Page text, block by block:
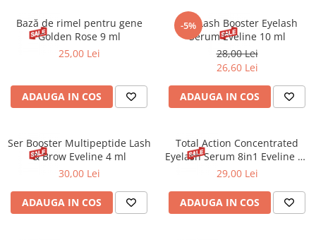
Creion dermatograf pleoape
Tus de ochi
Mascara (rimel)
Adeziv gene false
Scrub
Lip gloss/luciu buze
Ruj solid/lichid
Creion contur
Plasturi/Patch-uri
Sapun facial
Parfum/Apa de toaleta
dama/barbati
Produse pentru picioare
Produse Pentru Epilare
Periute dinti
Sampon Uscat
Bază de rimel pentru gene
Golden Rose 9 ml
25,00 Lei
ADAUGA IN COS
-5%
SOS Lash Booster Eyelash
Serum Eveline 10 ml
28,00 Lei
26,60 Lei
ADAUGA IN COS
Ser Booster Multipeptide Lash
& Brow Eveline 4 ml
30,00 Lei
ADAUGA IN COS
Total Action Concentrated
Eyelash Serum 8in1 Eveline 10
ml
29,00 Lei
ADAUGA IN COS